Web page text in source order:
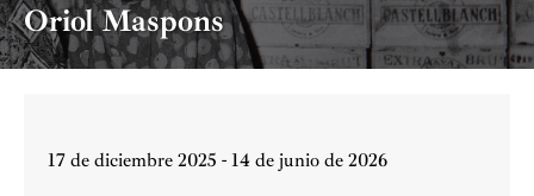
Oriol Maspons
17 de diciembre 2025 - 14 de junio de 2026